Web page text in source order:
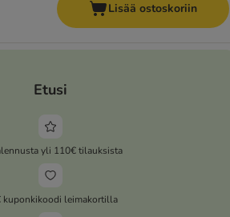
Lisää ostoskoriin
Etusi
yli 110€ tilauksista
kuponkikoodi leimakortilla